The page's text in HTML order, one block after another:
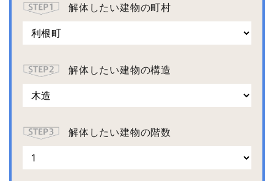
解体したい建物の町村
解体したい建物の構造
解体したい建物の階数